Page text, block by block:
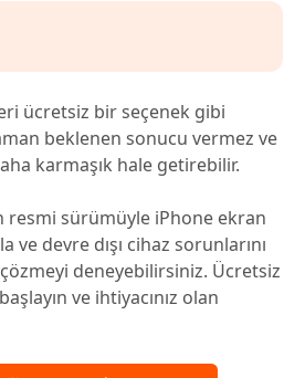
ücretsiz bir seçenek gibi
beklenen sonucu vermez ve
karmaşık hale getirebilir.
resmi sürümüyle iPhone ekran
devre dışı cihaz sorunlarını
deneyebilirsiniz. Ücretsiz
ve ihtiyacınız olan